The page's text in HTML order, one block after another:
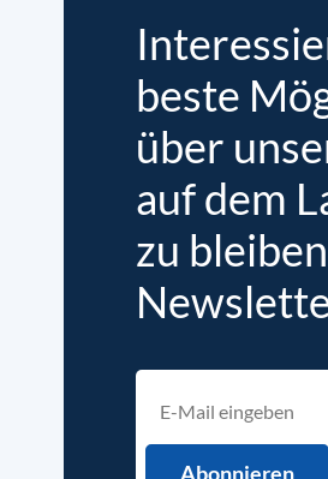
beste
über
auf dem
zu